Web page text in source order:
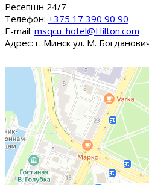
Ресепшн 24/7
Tелефон: +375 17 390 90 90
E-mail: msqcu_hotel@Hilton.com
Адрес: г. Минск ул. М.